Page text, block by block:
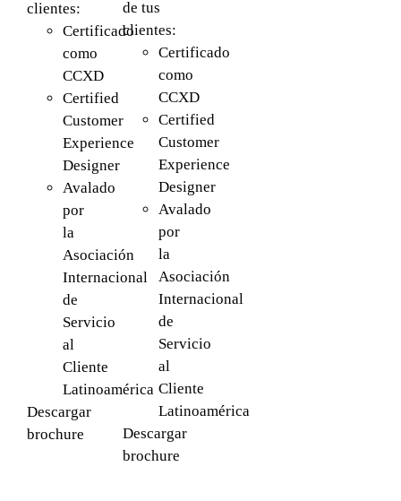
clientes:
Certificado
como
CCXD
Certified
Customer
Experience
Designer
Avalado
por
la
Asociación
Internacional
de
Servicio
al
Cliente
Latinoamérica
Descargar
brochure
de tus
clientes:
Certificado
como
CCXD
Certified
Customer
Experience
Designer
Avalado
por
la
Asociación
Internacional
de
Servicio
al
Cliente
Latinoamérica
Descargar
brochure